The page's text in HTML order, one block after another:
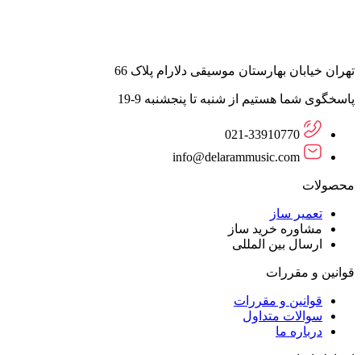
تهران خیابان بهارستان موسیقی دلارام پلاک 66
پاسخگوی شما هستیم از شنبه تا پنجشنبه 9-19
021-33910770
info@delarammusic.com
محصولات
تعمیر ساز
مشاوره خرید ساز
ارسال بین المللی
قوانین و مقررات
قوانین و مقررات
سوالات متداول
درباره ما